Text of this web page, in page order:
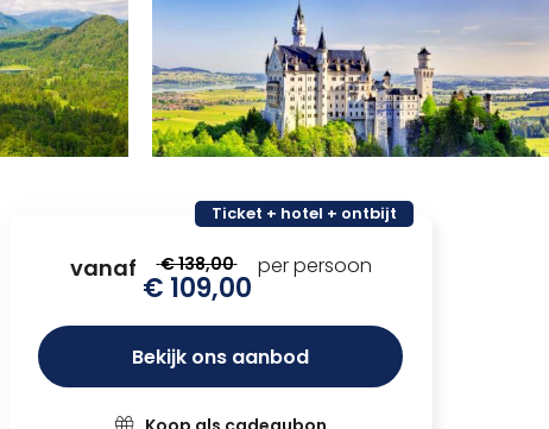
Ticket + hotel + ontbijt
vanaf € 138,00
€ 109,00
per persoon
Bekijk ons aanbod